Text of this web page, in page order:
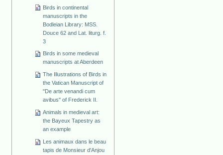
Birds in continental
manuscripts in the
Bodleian Library: MSS.
Douce 62 and Lat. liturg. f.
3
Birds in some medieval
manuscripts at Aberdeen
The Illustrations of Birds in
the Vatican Manuscript of
"De arte venandi cum
avibus" of Frederick II.
Animals in medieval art:
the Bayeux Tapestry as
an example
Les animaux dans le beau
tapis de Monsieur d'Anjou